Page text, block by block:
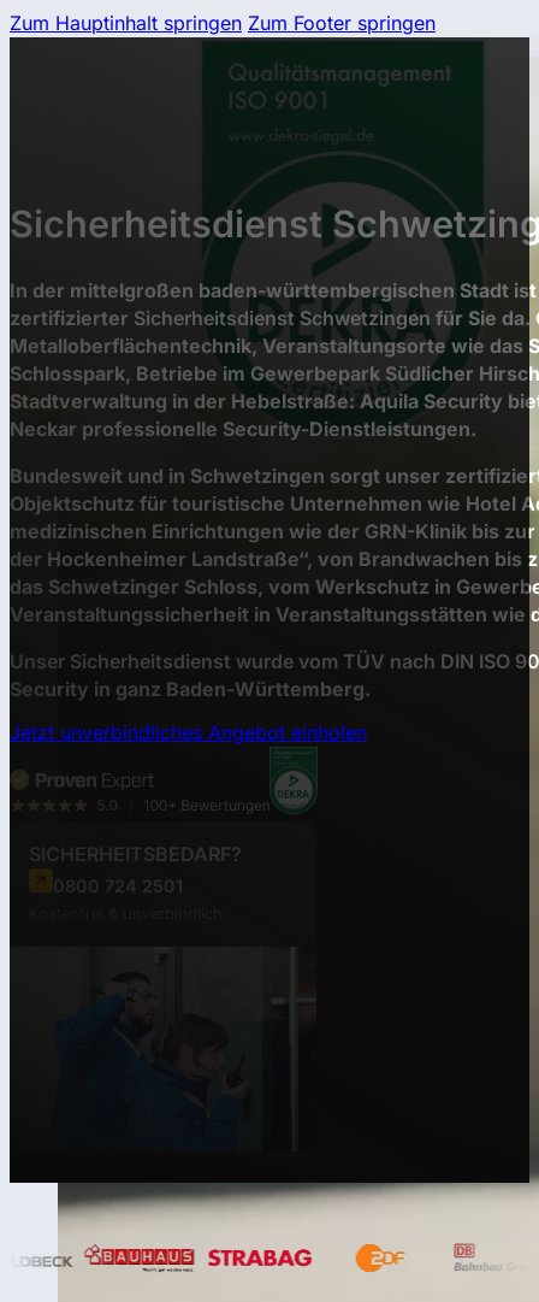
Zum Hauptinhalt springen Zum Footer springen
Sicherheitsdienst
In der mittelgroßen baden-württembergischen Stadt
zertifizierter Sicherheitsdienst Schwetzingen für Sie da.
Metalloberflächentechnik, Veranstaltungsorte wie das
Schlosspark, Betriebe im Gewerbepark Südlicher
Stadtverwaltung in der Hebelstraße: Aquila Security
Neckar professionelle Security-Dienstleistungen.
Bundesweit und in Schwetzingen sorgt unser
Objektschutz für touristische Unternehmen wie Hotel
medizinischen Einrichtungen wie der GRN-Klinik bis
der Hockenheimer Landstraße“, von Brandwachen
das Schwetzinger Schloss, vom Werkschutz in
Veranstaltungssicherheit in Veranstaltungsstätten wie
Unser Sicherheitsdienst wurde vom TÜV nach DIN ISO
Security in ganz Baden-Württemberg.
Jetzt unverbindliches Angebot einholen
SICHERHEITSBEDARF?
0800 724 2501